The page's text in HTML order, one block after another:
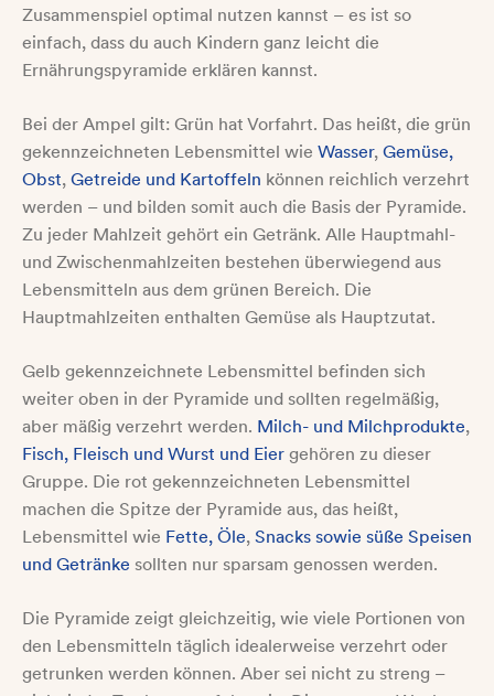
Zusammenspiel optimal nutzen kannst – es ist so
einfach, dass du auch Kindern ganz leicht die
Ernährungspyramide erklären kannst.
Bei der Ampel gilt: Grün hat Vorfahrt. Das heißt, die grün
gekennzeichneten Lebensmittel wie Wasser, Gemüse,
Obst, Getreide und Kartoffeln können reichlich verzehrt
werden – und bilden somit auch die Basis der Pyramide.
Zu jeder Mahlzeit gehört ein Getränk. Alle Hauptmahl-
und Zwischenmahlzeiten bestehen überwiegend aus
Lebensmitteln aus dem grünen Bereich. Die
Hauptmahlzeiten enthalten Gemüse als Hauptzutat.
Gelb gekennzeichnete Lebensmittel befinden sich
weiter oben in der Pyramide und sollten regelmäßig,
aber mäßig verzehrt werden. Milch- und Milchprodukte,
Fisch, Fleisch und Wurst und Eier gehören zu dieser
Gruppe. Die rot gekennzeichneten Lebensmittel
machen die Spitze der Pyramide aus, das heißt,
Lebensmittel wie Fette, Öle, Snacks sowie süße Speisen
und Getränke sollten nur sparsam genossen werden.
Die Pyramide zeigt gleichzeitig, wie viele Portionen von
den Lebensmitteln täglich idealerweise verzehrt oder
getrunken werden können. Aber sei nicht zu streng –